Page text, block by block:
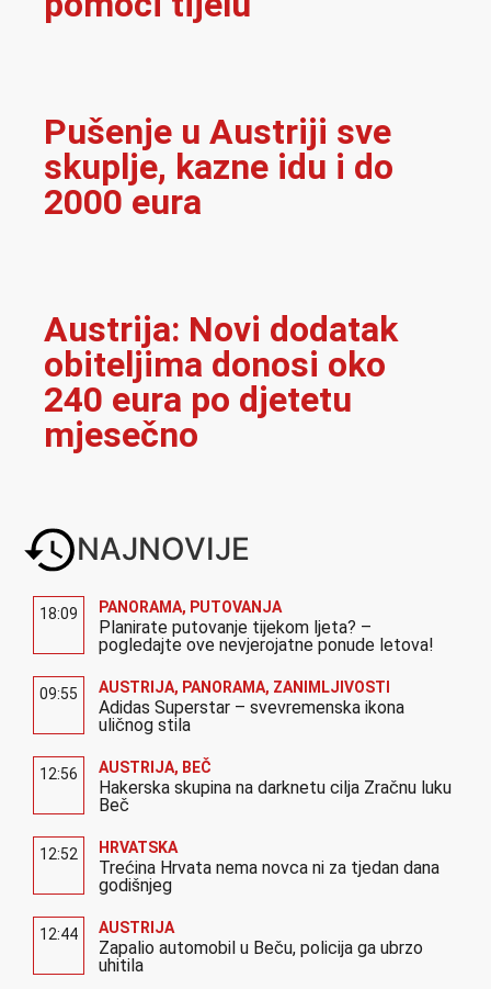
Pušenje u Austriji sve
skuplje, kazne idu i do
2000 eura
Austrija: Novi dodatak
obiteljima donosi oko
240 eura po djetetu
mjesečno
NAJNOVIJE
18:09 PANORAMA, PUTOVANJA
Planirate putovanje tijekom ljeta? –
pogledajte ove nevjerojatne ponude letova!
09:55 AUSTRIJA, PANORAMA, ZANIMLJIVOSTI
Adidas Superstar – svevremenska ikona
uličnog stila
12:56 AUSTRIJA, BEČ
Hakerska skupina na darknetu cilja Zračnu luku
Beč
12:52 HRVATSKA
Trećina Hrvata nema novca ni za tjedan dana
godišnjeg
12:44 AUSTRIJA
Zapalio automobil u Beču, policija ga ubrzo
uhitila